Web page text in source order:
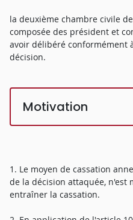
la deuxième chambre civile
composée des président et
avoir délibéré conformément
décision.
Motivation
1. Le moyen de cassation
de la décision attaquée, n'est
entraîner la cassation.